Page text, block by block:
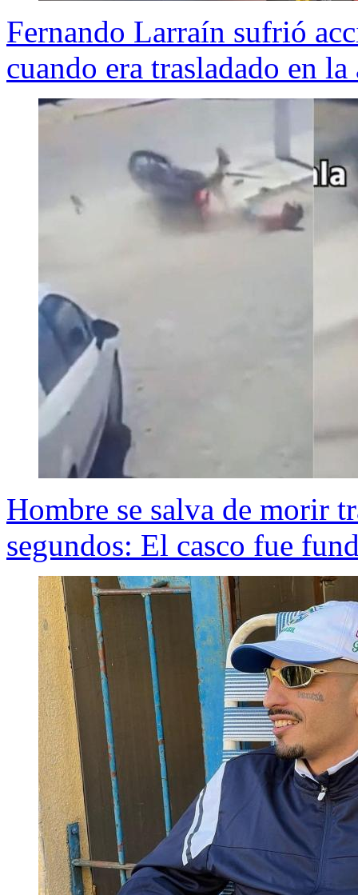
Fernando Larraín sufrió
cuando era trasladado en
Hombre se salva de morir
segundos: El casco fue